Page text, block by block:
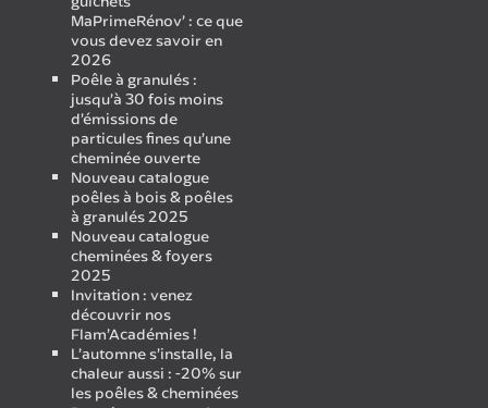
MaPrimeRénov’ : ce que
vous devez savoir en
2026
Poêle à granulés :
jusqu’à 30 fois moins
d’émissions de
particules fines qu’une
cheminée ouverte
Nouveau catalogue
poêles à bois & poêles
à granulés 2025
Nouveau catalogue
cheminées & foyers
2025
Invitation : venez
découvrir nos
Flam’Académies !
L’automne s’installe, la
chaleur aussi : -20% sur
les poêles & cheminées